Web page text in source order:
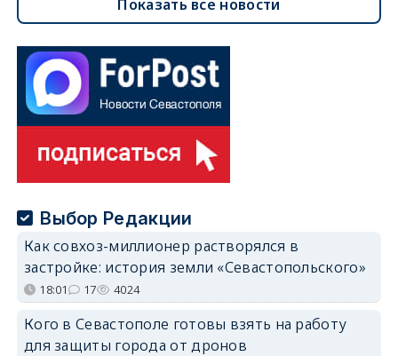
Показать все новости
Выбор Редакции
Как совхоз-миллионер растворялся в
застройке: история земли «Севастопольского»
18:01 17 4024
Кого в Севастополе готовы взять на работу
для защиты города от дронов